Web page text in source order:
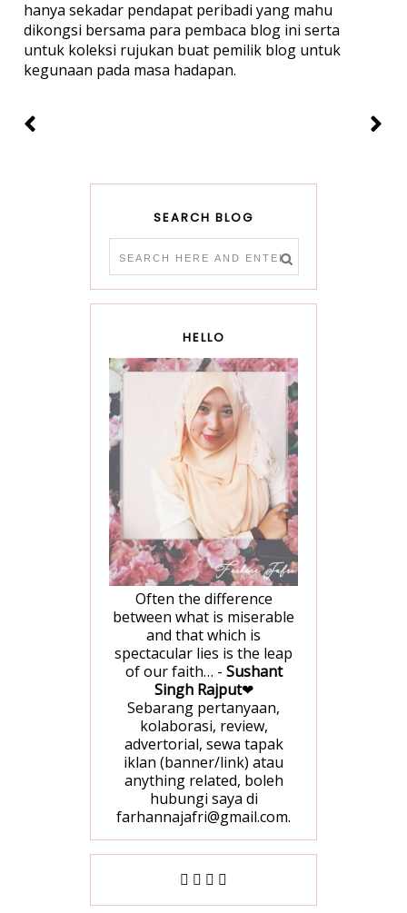
hanya sekadar pendapat peribadi yang mahu
dikongsi bersama para pembaca blog ini serta
untuk koleksi rujukan buat pemilik blog untuk
kegunaan pada masa hadapan.
SEARCH BLOG
HELLO
Often the difference
between what is miserable
and that which is
spectacular lies is the leap
of our faith… - Sushant
Singh Rajput❤
Sebarang pertanyaan,
kolaborasi, review,
advertorial, sewa tapak
iklan (banner/link) atau
anything related, boleh
hubungi saya di
farhannajafri@gmail.com.